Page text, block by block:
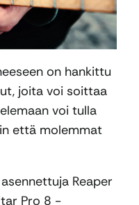
on hankittu
joita voi soittaa
voi tulla
että molemmat
Reaper
Pro 8 -